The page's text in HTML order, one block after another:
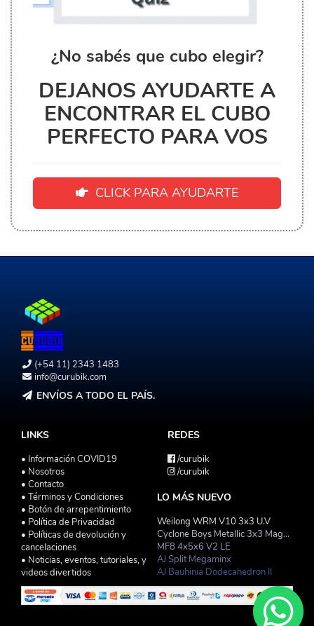
¿No sabés que cubo elegir?
DEJANOS AYUDARTE A
ENCONTRAR EL CUBO
PERFECTO PARA VOS
CLICK PARA AYUDARTE
(+54 11) 2343 1483
info@curubik.com
ENVÍOS A TODO EL PAÍS.
LINKS
• Información COVID19
• Nosotros
• Contacto
• Términos y Condiciones
• Botón de arrepentimiento
• Política de Privacidad
• Políticas de devolución y
cancelaciones
• Noticias, eventos, tutoriales, y
videos divertidos
REDES
/curubik
/curubik
LO MÁS NUEVO
Weilong WRM V10 3x3 U.V
Cyclone Boys Metallic 3x3 Magnetico Macaron
MF8 4x5x6 V2 LE
AJ Split Megaminx
AJ Bauhinia Dodecahedron II